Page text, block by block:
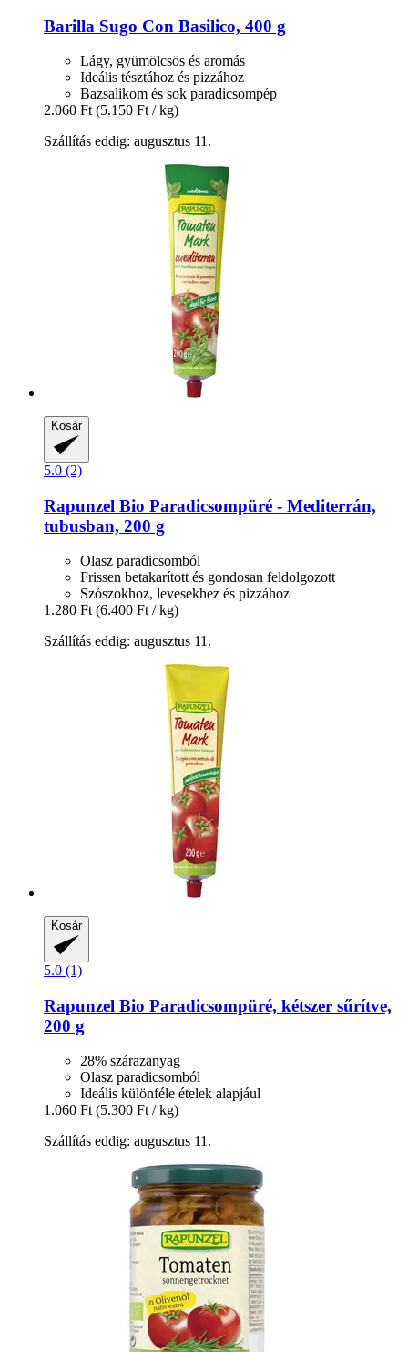
Barilla Sugo Con Basilico, 400 g
Lágy, gyümölcsös és aromás
Ideális tésztához és pizzához
Bazsalikom és sok paradicsompép
2.060 Ft (5.150 Ft / kg)
Szállítás eddig: augusztus 11.
Kosár
5.0 (2)
Rapunzel Bio Paradicsompüré -​ Mediterrán,
tubusban, 200 g
Olasz paradicsomból
Frissen betakarított és gondosan feldolgozott
Szószokhoz, levesekhez és pizzához
1.280 Ft (6.400 Ft / kg)
Szállítás eddig: augusztus 11.
Kosár
5.0 (1)
Rapunzel Bio Paradicsompüré, kétszer sűrítve,
200 g
28% szárazanyag
Olasz paradicsomból
Ideális különféle ételek alapjául
1.060 Ft (5.300 Ft / kg)
Szállítás eddig: augusztus 11.